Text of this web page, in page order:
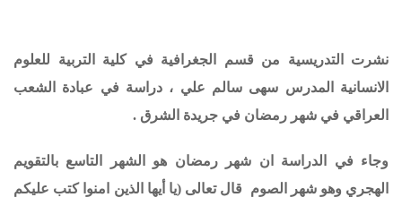
نشرت التدريسية من قسم الجغرافية في كلية التربية للعلوم
الانسانية المدرس سهى سالم علي ، دراسة في عبادة الشعب
العراقي في شهر رمضان في جريدة الشرق .
وجاء في الدراسة ان شهر رمضان هو الشهر التاسع بالتقويم
الهجري وهو شهر الصوم قال تعالى (يا أيها الذين امنوا كتب عليكم